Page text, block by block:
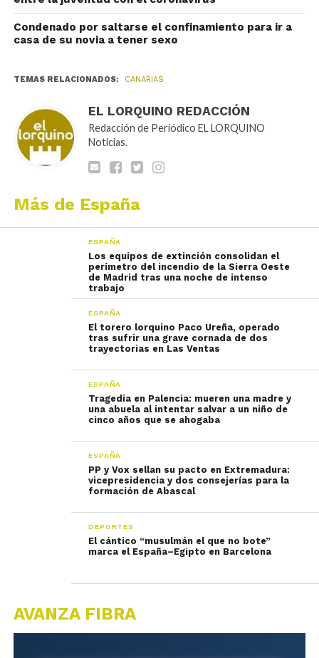
Condenado por saltarse el confinamiento para ir a
casa de su novia a tener sexo
TEMAS RELACIONADOS: CANARIAS
EL LORQUINO REDACCIÓN
Redacción de Periódico EL LORQUINO
Noticias.
Más de España
ESPAÑA
Los equipos de extinción consolidan el
perímetro del incendio de la Sierra Oeste
de Madrid tras una noche de intenso
trabajo
ESPAÑA
El torero lorquino Paco Ureña, operado
tras sufrir una grave cornada de dos
trayectorias en Las Ventas
ESPAÑA
Tragedia en Palencia: mueren una madre y
una abuela al intentar salvar a un niño de
cinco años que se ahogaba
ESPAÑA
PP y Vox sellan su pacto en Extremadura:
vicepresidencia y dos consejerías para la
formación de Abascal
DEPORTES
El cántico “musulmán el que no bote”
marca el España–Egipto en Barcelona
AVANZA FIBRA